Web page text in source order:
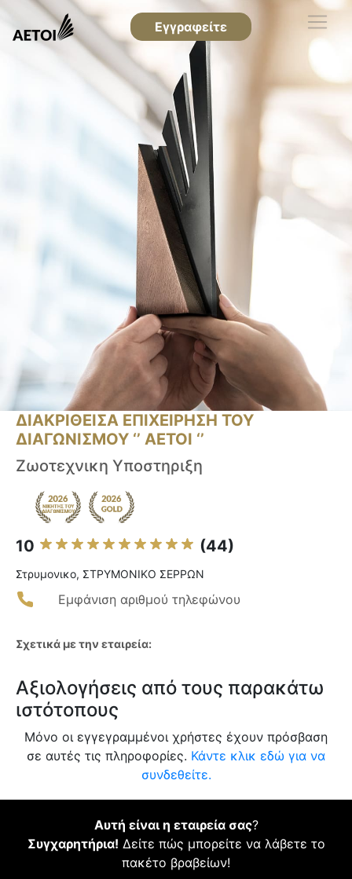
Εγγραφείτε
ΔΙΑΚΡΙΘΕΙΣΑ ΕΠΙΧΕΙΡΗΣΗ ΤΟΥ
ΔΙΑΓΩΝΙΣΜΟΥ ‘’ ΑΕΤΟΙ ‘’
Ζωοτεχνικη Υποστηριξη
10 (44)
Στρυμονικο, ΣΤΡΥΜΟΝΙΚΟ ΣΕΡΡΩΝ
Εμφάνιση αριθμού τηλεφώνου
Σχετικά με την εταιρεία:
Αξιολογήσεις από τους παρακάτω
ιστότοπους
Μόνο οι εγγεγραμμένοι χρήστες έχουν πρόσβαση
σε αυτές τις πληροφορίες. Κάντε κλικ εδώ για να
συνδεθείτε.
Αυτή είναι η εταιρεία σας?
Συγχαρητήρια! Δείτε πώς μπορείτε να λάβετε το
πακέτο βραβείων!